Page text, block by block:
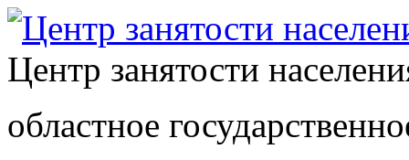
Центр занятости
областное